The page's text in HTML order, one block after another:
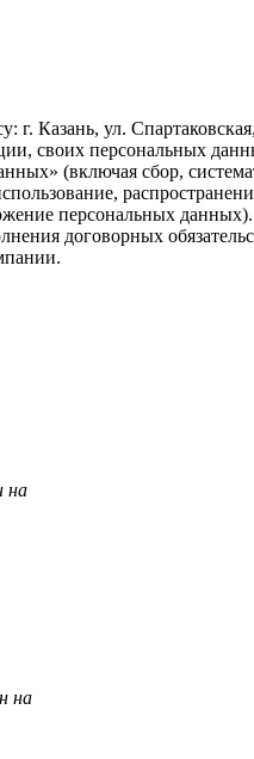
Казань, ул.
своих персональных
(включая сбор,
персональных
договорных
на
на